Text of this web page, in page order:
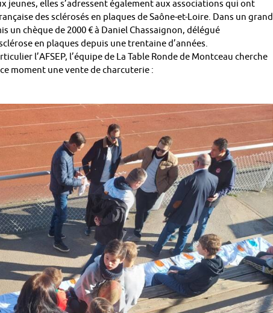
jeunes, elles s’adressent également aux associations qui ont
des sclérosés en plaques de Saône-et-Loire. Dans un grand
un chèque de 2000 € à Daniel Chassaignon, délégué
en plaques depuis une trentaine d’années.
l’AFSEP, l’équipe de La Table Ronde de Montceau cherche
moment une vente de charcuterie :